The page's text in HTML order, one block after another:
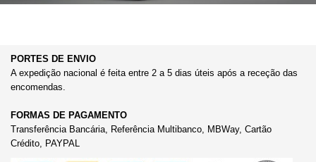
PORTES DE ENVIO
A expedição nacional é feita entre 2 a 5 dias úteis após a receção das
encomendas.
FORMAS DE PAGAMENTO
Transferência Bancária, Referência Multibanco, MBWay, Cartão
Crédito, PAYPAL